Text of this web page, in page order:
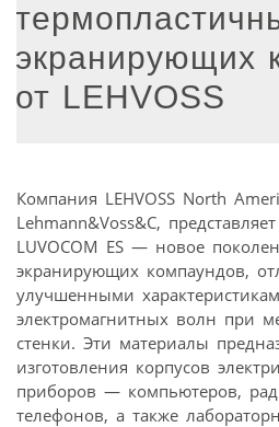
экранирующих
от LEHVOSS
Компания LEHVOSS North
Lehmann&Voss&C,
LUVOCOM ES — новое
экранирующих компаундов,
улучшенными
электромагнитных волн при
стенки. Эти материалы
изготовления корпусов
приборов — компьютеров,
телефонов, а также